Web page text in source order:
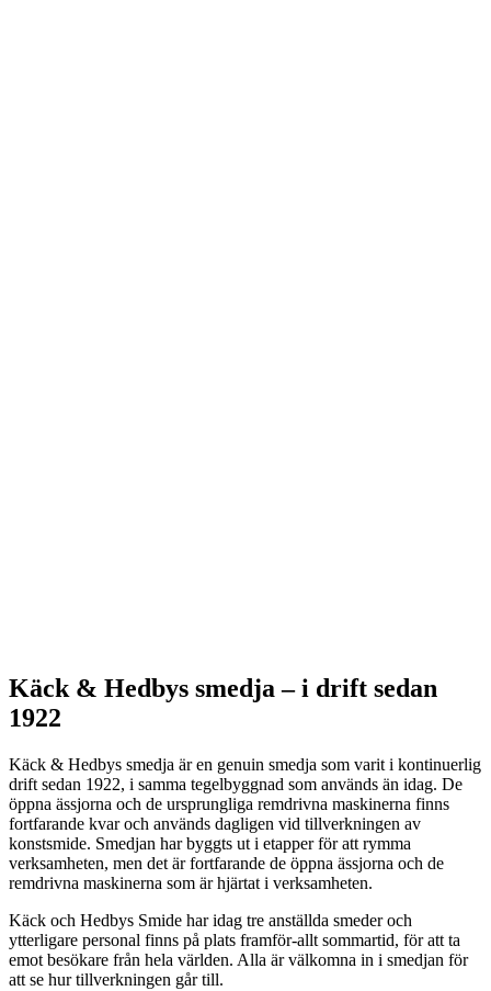
Käck & Hedbys smedja – i drift sedan
1922
Käck & Hedbys smedja är en genuin smedja som varit i kontinuerlig
drift sedan 1922, i samma tegelbyggnad som används än idag. De
öppna ässjorna och de ursprungliga remdrivna maskinerna finns
fortfarande kvar och används dagligen vid tillverkningen av
konstsmide. Smedjan har byggts ut i etapper för att rymma
verksamheten, men det är fortfarande de öppna ässjorna och de
remdrivna maskinerna som är hjärtat i verksamheten.
Käck och Hedbys Smide har idag tre anställda smeder och
ytterligare personal finns på plats framför-allt sommartid, för att ta
emot besökare från hela världen. Alla är välkomna in i smedjan för
att se hur tillverkningen går till.